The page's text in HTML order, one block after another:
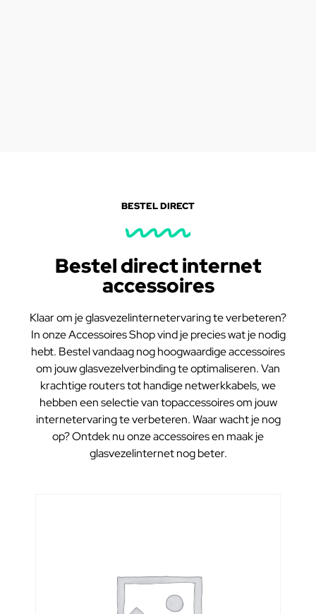
BESTEL DIRECT
Bestel direct internet
accessoires
Klaar om je glasvezelinternetervaring te verbeteren?
In onze Accessoires Shop vind je precies wat je nodig
hebt. Bestel vandaag nog hoogwaardige accessoires
om jouw glasvezelverbinding te optimaliseren. Van
krachtige routers tot handige netwerkkabels, we
hebben een selectie van topaccessoires om jouw
internetervaring te verbeteren. Waar wacht je nog
op? Ontdek nu onze accessoires en maak je
glasvezelinternet nog beter.